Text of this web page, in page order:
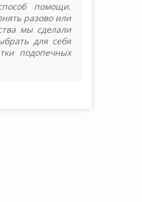
помощи.
разово или
мы сделали
для себя
подопечных